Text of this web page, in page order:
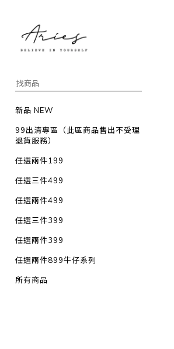
新品 NEW
99出清專區（此區商品售出不受理
退貨服務）
任選兩件199
任選三件499
任選兩件499
任選三件399
任選兩件399
任選兩件899牛仔系列
所有商品